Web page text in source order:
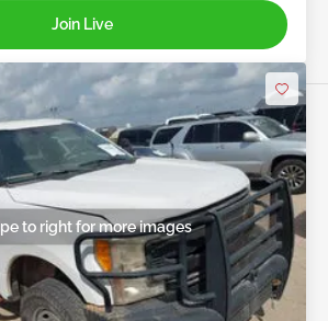
Join Live
to right for more images